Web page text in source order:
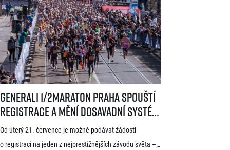
Generali 1/2Maraton Praha spouští
registrace a mění dosavadní systém!
Třítýdenní lhůta na podání žádosti
startuje 21. července
Od úterý 21. července je možné podávat žádosti
o registraci na jeden z nejprestižnějších závodů světa –
Generali 1/2Maraton Praha spouští registrace a mění dosavadní